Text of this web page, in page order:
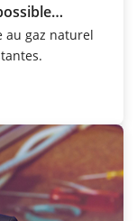
pour se
au gaz naturel